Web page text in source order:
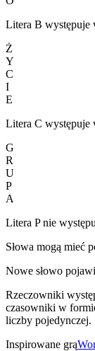
Litera B występuje
Ż
Y
C
I
E
Litera C występuje
G
R
U
P
A
Litera P nie
Słowa mogą mieć
Nowe słowo
Rzeczowniki
czasowniki w
liczby pojedynczej.
Inspirowane grą